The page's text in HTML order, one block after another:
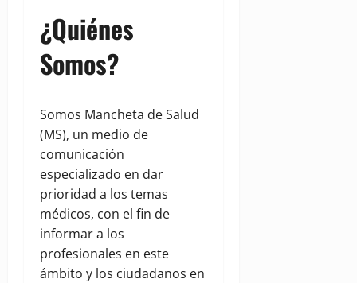
¿Quiénes
Somos?
Somos Mancheta de Salud
(MS), un medio de
comunicación
especializado en dar
prioridad a los temas
médicos, con el fin de
informar a los
profesionales en este
ámbito y los ciudadanos en